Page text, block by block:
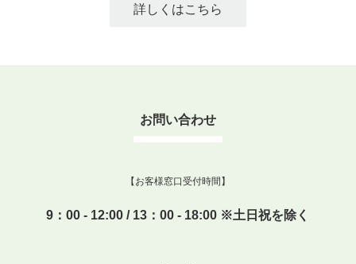
詳しくはこちら
お問い合わせ
【お客様窓口受付時間】
9：00 - 12:00 / 13：00 - 18:00 ※土日祝を除く